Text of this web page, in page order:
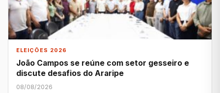
ELEIÇÕES 2026
João Campos se reúne com setor gesseiro e
discute desafios do Araripe
08/08/2026